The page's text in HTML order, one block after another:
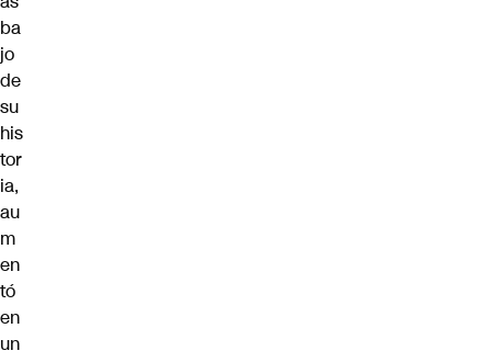
ba
jo
de
su
his
tor
ia,
au
m
en
tó
en
un